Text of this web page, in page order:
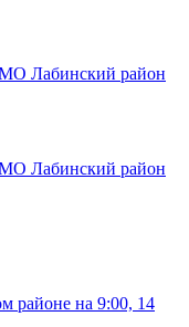
Лабинский район
Лабинский район
районе на 9:00, 14